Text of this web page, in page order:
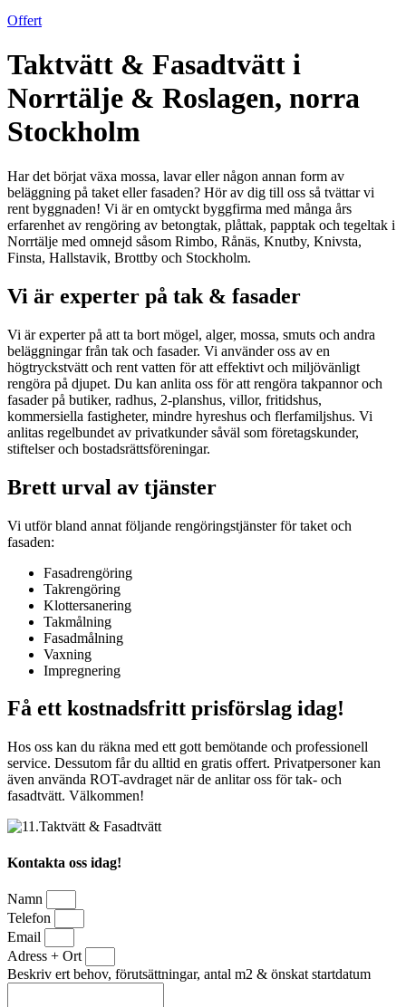
Offert
Taktvätt & Fasadtvätt i
Norrtälje & Roslagen, norra
Stockholm
Har det börjat växa mossa, lavar eller någon annan form av
beläggning på taket eller fasaden? Hör av dig till oss så tvättar vi
rent byggnaden! Vi är en omtyckt byggfirma med många års
erfarenhet av rengöring av betongtak, plåttak, papptak och tegeltak i
Norrtälje med omnejd såsom Rimbo, Rånäs, Knutby, Knivsta,
Finsta, Hallstavik, Brottby och Stockholm.
Vi är experter på tak & fasader
Vi är experter på att ta bort mögel, alger, mossa, smuts och andra
beläggningar från tak och fasader. Vi använder oss av en
högtryckstvätt och rent vatten för att effektivt och miljövänligt
rengöra på djupet. Du kan anlita oss för att rengöra takpannor och
fasader på butiker, radhus, 2-planshus, villor, fritidshus,
kommersiella fastigheter, mindre hyreshus och flerfamiljshus. Vi
anlitas regelbundet av privatkunder såväl som företagskunder,
stiftelser och bostadsrättsföreningar.
Brett urval av tjänster
Vi utför bland annat följande rengöringstjänster för taket och
fasaden:
Fasadrengöring
Takrengöring
Klottersanering
Takmålning
Fasadmålning
Vaxning
Impregnering
Få ett kostnadsfritt prisförslag idag!
Hos oss kan du räkna med ett gott bemötande och professionell
service. Dessutom får du alltid en gratis offert. Privatpersoner kan
även använda ROT-avdraget när de anlitar oss för tak- och
fasadtvätt. Välkommen!
Kontakta oss idag!
Namn
Telefon
Email
Adress + Ort
Beskriv ert behov, förutsättningar, antal m2 & önskat startdatum